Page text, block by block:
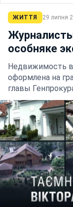
ЖИТТЯ 29 липня
особняке
Недвижимость в
оформлена на
главы